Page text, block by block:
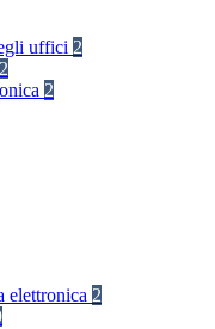
uffici 2
2
2
elettronica 2